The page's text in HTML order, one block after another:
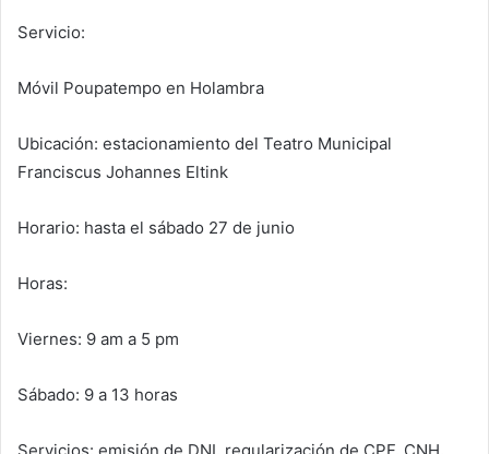
Servicio:
Móvil Poupatempo en Holambra
Ubicación: estacionamiento del Teatro Municipal
Franciscus Johannes Eltink
Horario: hasta el sábado 27 de junio
Horas:
Viernes: 9 am a 5 pm
Sábado: 9 a 13 horas